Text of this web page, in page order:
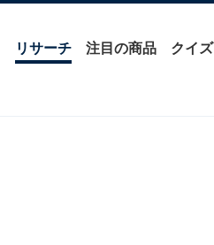
リサーチ 注目の商品 クイズ